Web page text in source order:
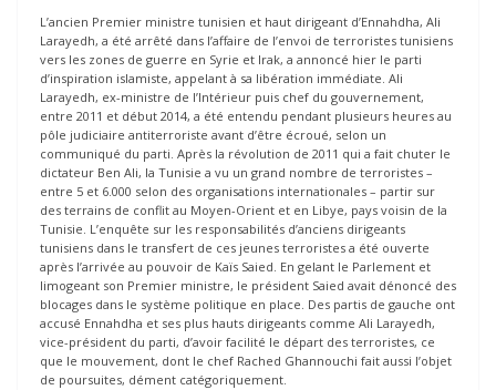
L’ancien Premier ministre tunisien et haut dirigeant d’Ennahdha, Ali
Larayedh, a été arrêté dans l’affaire de l’envoi de terroristes tunisiens
vers les zones de guerre en Syrie et Irak, a annoncé hier le parti
d’inspiration islamiste, appelant à sa libération immédiate. Ali
Larayedh, ex-ministre de l’Intérieur puis chef du gouvernement,
entre 2011 et début 2014, a été entendu pendant plusieurs heures au
pôle judiciaire antiterroriste avant d’être écroué, selon un
communiqué du parti. Après la révolution de 2011 qui a fait chuter le
dictateur Ben Ali, la Tunisie a vu un grand nombre de terroristes –
entre 5 et 6.000 selon des organisations internationales – partir sur
des terrains de conflit au Moyen-Orient et en Libye, pays voisin de la
Tunisie. L’enquête sur les responsabilités d’anciens dirigeants
tunisiens dans le transfert de ces jeunes terroristes a été ouverte
après l’arrivée au pouvoir de Kaïs Saied. En gelant le Parlement et
limogeant son Premier ministre, le président Saied avait dénoncé des
blocages dans le système politique en place. Des partis de gauche ont
accusé Ennahdha et ses plus hauts dirigeants comme Ali Larayedh,
vice-président du parti, d’avoir facilité le départ des terroristes, ce
que le mouvement, dont le chef Rached Ghannouchi fait aussi l’objet
de poursuites, dément catégoriquement.